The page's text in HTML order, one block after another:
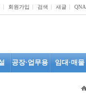
회원가입 검색 새글 QNA
공장·업무용 임대·매물